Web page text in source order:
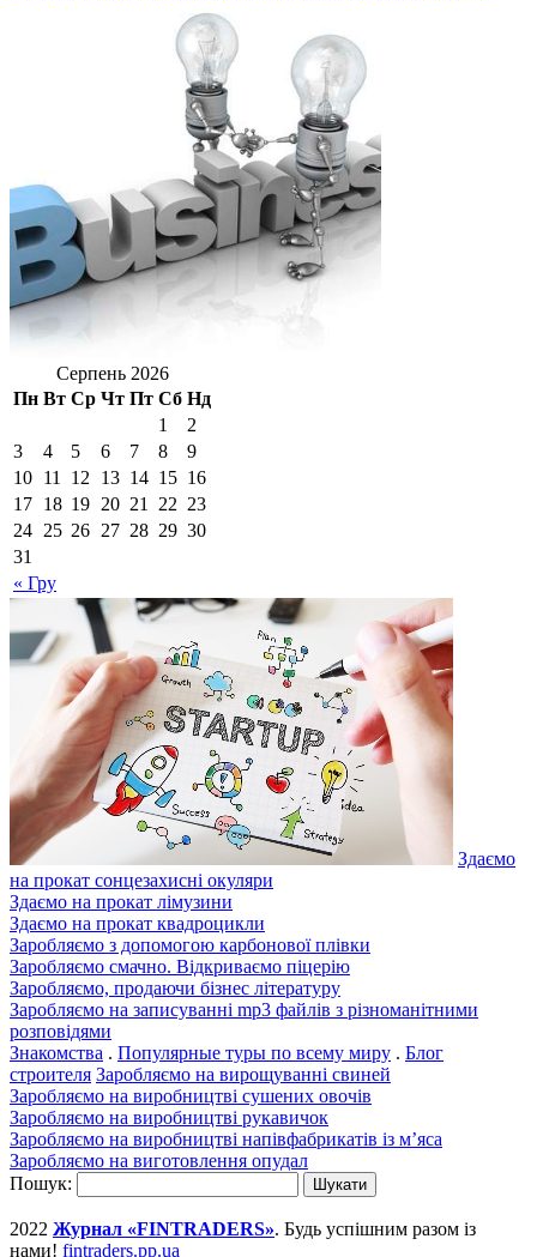
Серпень 2026
Пн Вт Ср Чт Пт Сб Нд
« Гру
1
2
3
4 5 6 7 8
9
10 11 12 13 14 15 16
17 18 19 20 21 22 23
24 25 26 27 28 29 30
31
Здаємо
на прокат сонцезахисні окуляри
Здаємо на прокат лімузини
Здаємо на прокат квадроцикли
Заробляємо з допомогою карбонової плівки
Заробляємо смачно. Відкриваємо піцерію
Заробляємо, продаючи бізнес літературу
Заробляємо на записуванні mp3 файлів з різноманітними
розповідями
Знакомства . Популярные туры по всему миру . Блог
строителя Заробляємо на вирощуванні свиней
Заробляємо на виробництві сушених овочів
Заробляємо на виробництві рукавичок
Заробляємо на виробництві напівфабрикатів із м’яса
Заробляємо на виготовлення опудал
Пошук:
2022 Журнал «FINTRADERS». Будь успішним разом із
нами! fintraders.pp.ua